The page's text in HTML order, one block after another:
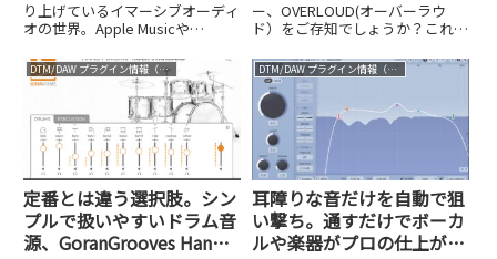
り上げているイマーシブオーディ
オの世界。Apple Musicや
しつつある今、Dolby Atmosなど
の立体音響作品を手掛けたいと考
えている方も多いはずです。しか
し、...
最大55％OFF
ー、OVERLOUD(オーバーラウ
ド）をご存知でしょうか？これま
ペーンなどをきっかけに話題にな
ることはありましたが、非常に高
い技術力を持つ実力派ブランドと
して世界的にも知られている...
DTM/DAW プラグイン情報（VST AU AAX）
定番とは違う選択肢。シン
プルで扱いやすいドラム音
源、GoranGrooves Handy
DTM/DAW プラグイン情報（VST AU AAX）
耳障りな音だけを自動で狙
い撃ち。通すだけでボーカ
ルや楽器がプロの仕上がり